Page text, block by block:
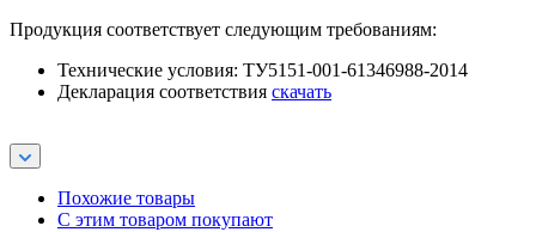
Продукция соответствует следующим требованиям:
Технические условия: ТУ5151-001-61346988-2014
Декларация соответствия скачать
Похожие товары
С этим товаром покупают